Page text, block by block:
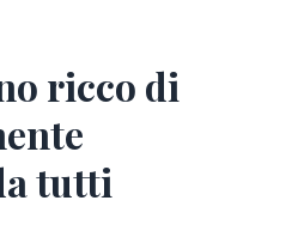
ricco di
tutti